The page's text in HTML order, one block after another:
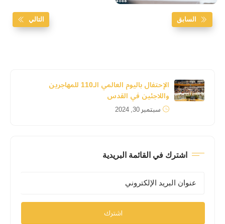
السابق التالي
‎الإحتفال باليوم العالمي الـ110 للمهاجرين
واللاجئين في القدس
سبتمبر 30, 2024
اشترك في القائمة البريدية
اشترك